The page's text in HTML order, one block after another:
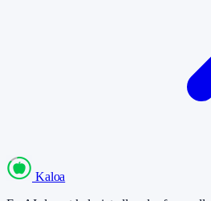
Kaloa